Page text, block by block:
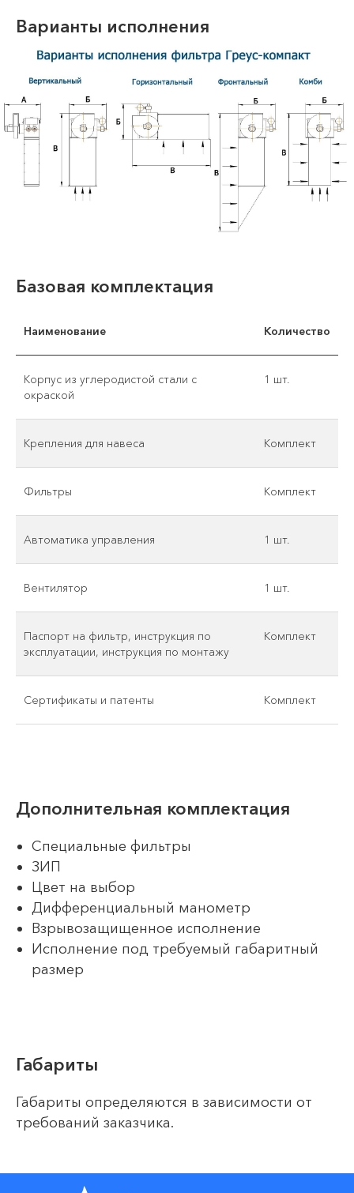
Варианты исполнения
Базовая комплектация
Наименование Количество
Корпус из углеродистой стали с
окраской
1 шт.
Крепления для навеса Комплект
Фильтры Комплект
Автоматика управления 1 шт.
Вентилятор 1 шт.
Паспорт на фильтр, инструкция по
эксплуатации, инструкция по монтажу
Комплект
Сертификаты и патенты Комплект
Дополнительная комплектация
Специальные фильтры
ЗИП
Цвет на выбор
Дифференциальный манометр
Взрывозащищенное исполнение
Исполнение под требуемый габаритный
размер
Габариты
Габариты определяются в зависимости от
требований заказчика.